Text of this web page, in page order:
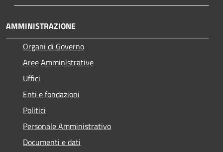
AMMINISTRAZIONE
Organi di Governo
Aree Amministrative
Uffici
Enti e fondazioni
Politici
Personale Amministrativo
Documenti e dati